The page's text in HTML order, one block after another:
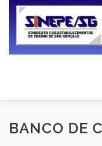
Pular
INÍCIO
BANCO DE